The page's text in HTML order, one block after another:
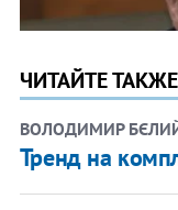
ЧИТАЙТЕ ТАКЖЕ
ВОЛОДИМИР
Тренд на